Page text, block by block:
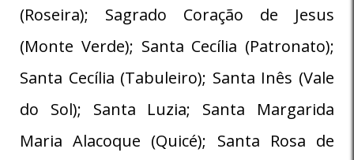
(Roseira); Sagrado Coração de Jesus
(Monte Verde); Santa Cecília (Patronato);
Santa Cecília (Tabuleiro); Santa Inês (Vale
do Sol); Santa Luzia; Santa Margarida
Maria Alacoque (Quicé); Santa Rosa de